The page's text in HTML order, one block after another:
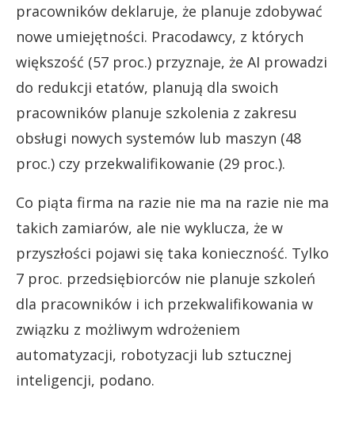
pracowników deklaruje, że planuje zdobywać
nowe umiejętności. Pracodawcy, z których
większość (57 proc.) przyznaje, że AI prowadzi
do redukcji etatów, planują dla swoich
pracowników planuje szkolenia z zakresu
obsługi nowych systemów lub maszyn (48
proc.) czy przekwalifikowanie (29 proc.).
Co piąta firma na razie nie ma na razie nie ma
takich zamiarów, ale nie wyklucza, że w
przyszłości pojawi się taka konieczność. Tylko
7 proc. przedsiębiorców nie planuje szkoleń
dla pracowników i ich przekwalifikowania w
związku z możliwym wdrożeniem
automatyzacji, robotyzacji lub sztucznej
inteligencji, podano.